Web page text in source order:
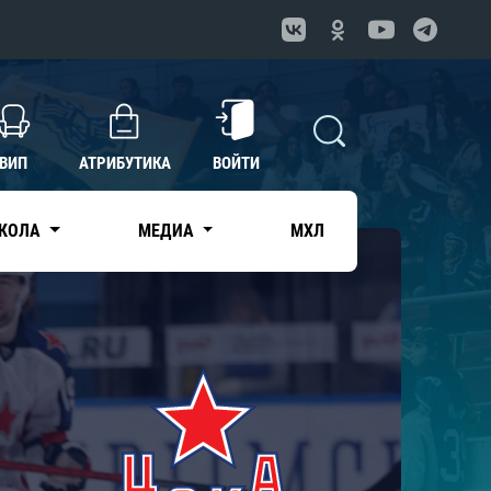
ВИП АТРИБУТИКА ВОЙТИ
МЕДИА МХЛ